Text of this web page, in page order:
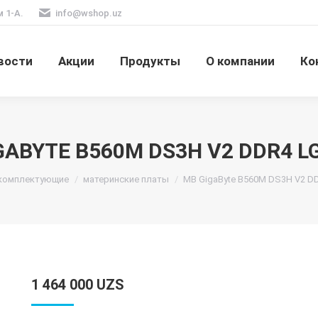
1-А. info@wshop.uz
Акции Продукты О компании
B560M DS3H V2 DDR4
материнские платы MB GigaByte B560M DS3H V2
1 464 000 UZS